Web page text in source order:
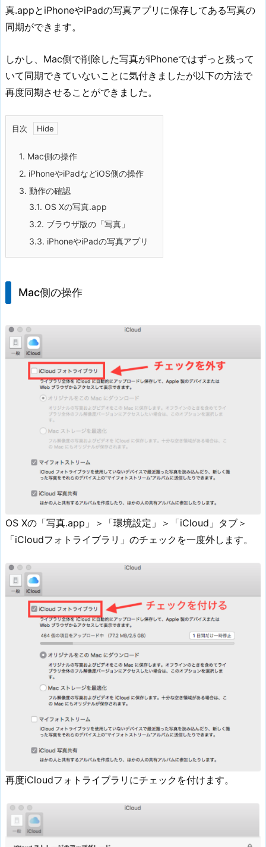
真.appとiPhoneやiPadの写真アプリに保存してある写真の
同期ができます。
しかし、Mac側で削除した写真がiPhoneではずっと残って
いて同期できていないことに気付きましたが以下の方法で
再度同期させることができました。
目次
1. Mac側の操作
2. iPhoneやiPadなどiOS側の操作
3. 動作の確認
3.1. OS Xの写真.app
3.2. ブラウザ版の「写真」
3.3. iPhoneやiPadの写真アプリ
Mac側の操作
OS Xの「写真.app」＞「環境設定」＞「iCloud」タブ＞
「iCloudフォトライブラリ」のチェックを一度外します。
再度iCloudフォトライブラリにチェックを付けます。